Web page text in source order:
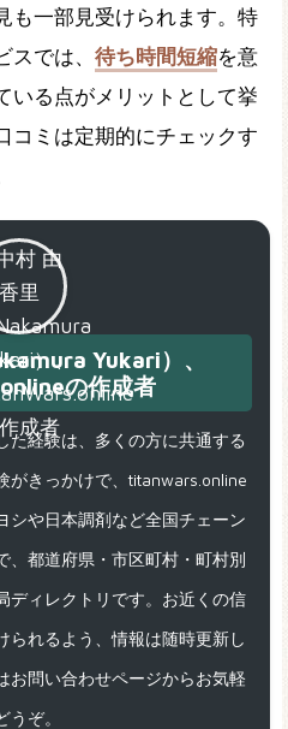
も一部見受けられます。特
では、 待ち時間短縮を意
いる点がメリットとして挙
コミは定期的にチェックす
Yukari）、
の作成者
た経験は、多くの方に共通する
がきっかけで、titanwars.online
シや日本調剤など全国チェーン
、都道府県・市区町村・町村別
ディレクトリです。お近くの信
られるよう、情報は随時更新し
お問い合わせページからお気軽
うぞ。